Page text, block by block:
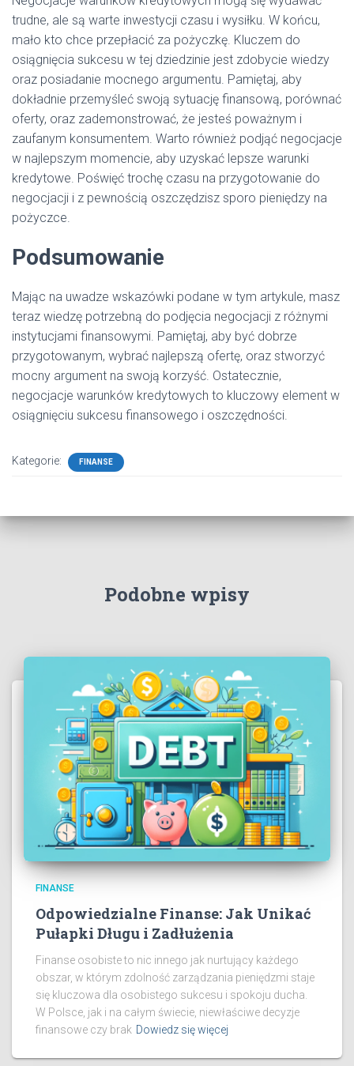
trudne, ale są warte inwestycji czasu i wysiłku. W końcu,
mało kto chce przepłacić za pożyczkę. Kluczem do
osiągnięcia sukcesu w tej dziedzinie jest zdobycie wiedzy
oraz posiadanie mocnego argumentu. Pamiętaj, aby
dokładnie przemyśleć swoją sytuację finansową, porównać
oferty, oraz zademonstrować, że jesteś poważnym i
zaufanym konsumentem. Warto również podjąć negocjacje
w najlepszym momencie, aby uzyskać lepsze warunki
kredytowe. Poświęć trochę czasu na przygotowanie do
negocjacji i z pewnością oszczędzisz sporo pieniędzy na
pożyczce.
Podsumowanie
Mając na uwadze wskazówki podane w tym artykule, masz
teraz wiedzę potrzebną do podjęcia negocjacji z różnymi
instytucjami finansowymi. Pamiętaj, aby być dobrze
przygotowanym, wybrać najlepszą ofertę, oraz stworzyć
mocny argument na swoją korzyść. Ostatecznie,
negocjacje warunków kredytowych to kluczowy element w
osiągnięciu sukcesu finansowego i oszczędności.
Kategorie: FINANSE
Podobne wpisy
FINANSE
Odpowiedzialne Finanse: Jak Unikać
Pułapki Długu i Zadłużenia
Finanse osobiste to nic innego jak nurtujący każdego
obszar, w którym zdolność zarządzania pieniędzmi staje
się kluczowa dla osobistego sukcesu i spokoju ducha.
W Polsce, jak i na całym świecie, niewłaściwe decyzje
finansowe czy brak Dowiedz się więcej